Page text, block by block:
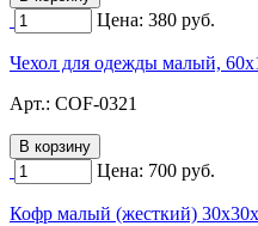
Цена: 380 руб.
Чехол для одежды малый,
Арт.: COF-0321
Цена: 700 руб.
Кофр малый (жесткий)